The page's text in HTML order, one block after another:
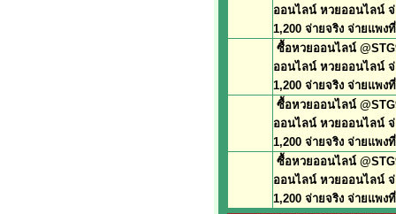
ออนไลน์ หวยออนไลน์ จ่
1,200 จ่ายจริง จ่ายแพง
ซื้อหวยออนไลน์
ออนไลน์ หวยออนไลน์ จ่
1,200 จ่ายจริง จ่ายแพง
ซื้อหวยออนไลน์
ออนไลน์ หวยออนไลน์ จ่
1,200 จ่ายจริง จ่ายแพง
ซื้อหวยออนไลน์
ออนไลน์ หวยออนไลน์ จ่
1,200 จ่ายจริง จ่ายแพง